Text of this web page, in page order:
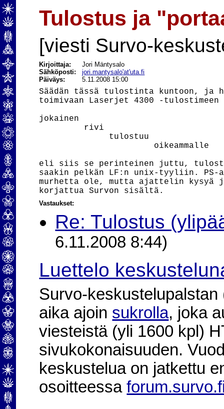
Tulostus ja
[viesti Survo-
Kirjoittaja:
Jori Mäntysalo
Sähköposti:jori.mantysalo'at'uta.fi
Päiväys:
5.11.2008 15:00
Säädän tässä tulostinta kuntoon, ja
toimivaan Laserjet 4300 -
jokainen
         rivi
              tulostuu
                       oikeammalle
eli siis se perinteinen juttu, tulostin
saakin pelkän LF:n unix-tyyliin.
murhetta ole, mutta ajattelin kysyä
Vastaukset:
Re: Tulostus
6.11.2008 8:44)
Luettelo
Survo-
aika ajoin sukrolla, joka
viesteistä (yli 1600 kpl)
sivukokonaisuuden.
keskustelua on jatkettu
osoitteessa